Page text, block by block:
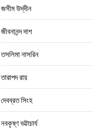
জসীম উদ্‌দীন
জীবনানন্দ দাশ
তসলিমা নাসরিন
তারাপদ রায়
দেবব্রত সিংহ
নবকৃষ্ণ ভট্টাচার্য